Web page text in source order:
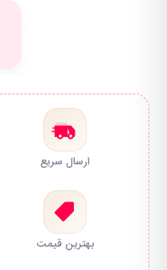
ارسال سریع
بهترین قیمت